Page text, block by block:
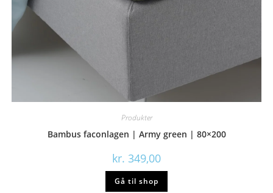
Produkter
Bambus faconlagen | Army green | 80×200
kr. 349,00
Gå til shop